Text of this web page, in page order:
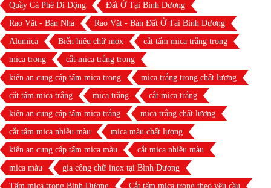
Quầy Cà Phê Di Dộng
Đất Ở Tại Bình Dương
Rao Vặt - Bán Nhà
Rao Vặt - Bán Đất Ở Tại Bình Dương
Alumica
Biển hiệu chữ inox
cắt tấm mica trắng trong
mica trong
cắt mica trắng trong
kiến an cung cấp tấm mica trong
mica trắng trong chất lượng
cắt tấm mica trắng
mica trắng
cắt mica trắng
kiến an cung cấp tấm mica trắng
mica trắng chất lượng
cắt tấm mica nhiều màu
mica màu chất lượng
kiến an cung cấp tấm mica màu
cắt mica nhiều màu
mica màu
gia công chữ inox tại Bình Dương
Tấm mica trong Bình Dương
Cắt tấm mica trong theo yêu cầu